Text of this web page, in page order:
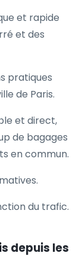
et rapide
et des
pratiques
de Paris.
et direct,
de bagages
en commun.
du trafic.
depuis les